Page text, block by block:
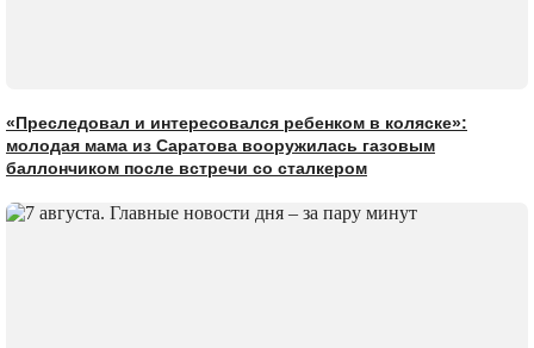
«Преследовал и интересовался ребенком в коляске»:
молодая мама из Саратова вооружилась газовым
баллончиком после встречи со сталкером